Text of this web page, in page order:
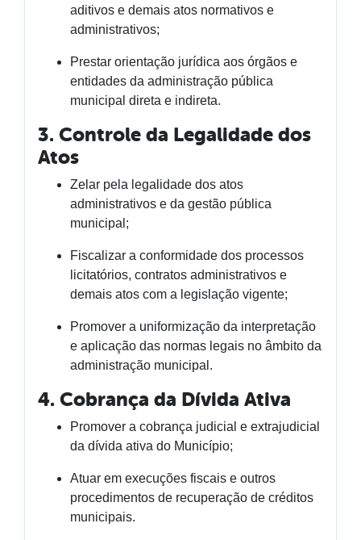
aditivos e demais atos normativos e
administrativos;
Prestar orientação jurídica aos órgãos e
entidades da administração pública
municipal direta e indireta.
3. Controle da Legalidade dos
Atos
Zelar pela legalidade dos atos
administrativos e da gestão pública
municipal;
Fiscalizar a conformidade dos processos
licitatórios, contratos administrativos e
demais atos com a legislação vigente;
Promover a uniformização da interpretação
e aplicação das normas legais no âmbito da
administração municipal.
4. Cobrança da Dívida Ativa
Promover a cobrança judicial e extrajudicial
da dívida ativa do Município;
Atuar em execuções fiscais e outros
procedimentos de recuperação de créditos
municipais.